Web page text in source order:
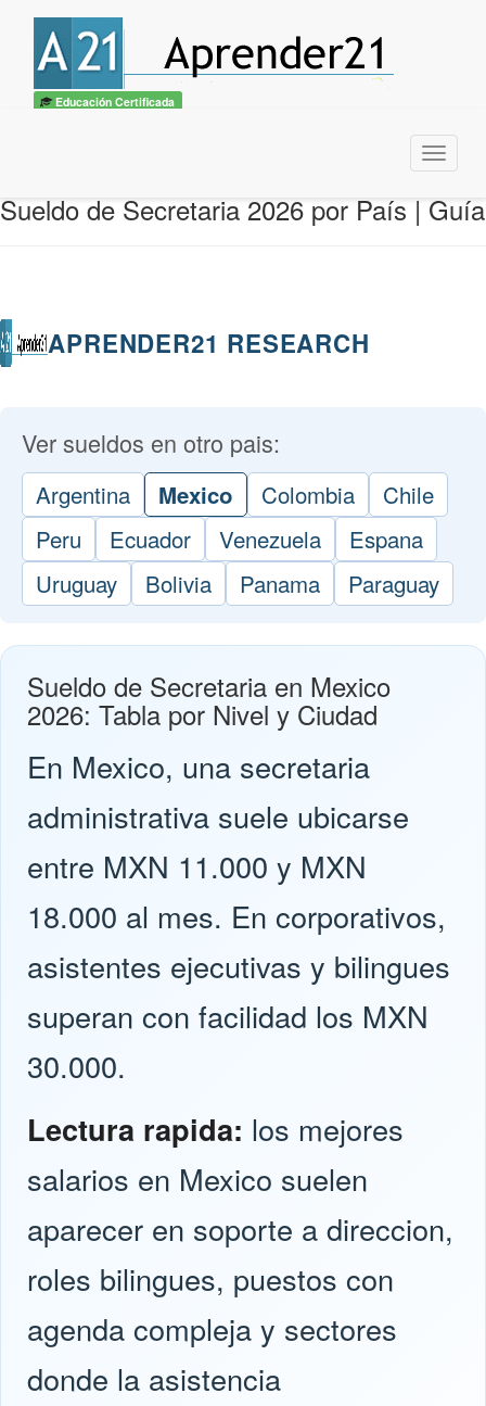
Educación Certificada
Menu
Sueldo de Secretaria 2026 por País | Guía
APRENDER21 RESEARCH
Ver sueldos en otro pais:
Argentina Mexico Colombia
Chile
Peru
Ecuador Venezuela
Espana
Uruguay
Bolivia Panama Paraguay
Sueldo de Secretaria en Mexico
2026: Tabla por Nivel y Ciudad
En Mexico, una secretaria
administrativa suele ubicarse
entre MXN 11.000 y MXN
18.000 al mes. En corporativos,
asistentes ejecutivas y bilingues
superan con facilidad los MXN
30.000.
Lectura rapida: los mejores
salarios en Mexico suelen
aparecer en soporte a direccion,
roles bilingues, puestos con
agenda compleja y sectores
donde la asistencia